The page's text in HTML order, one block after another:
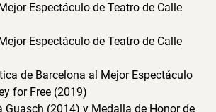
Espectáculo de Teatro de Calle
Espectáculo de Teatro de Calle
de Barcelona al Mejor Espectáculo
for Free (2019)
Guasch (2014) y Medalla de Honor de